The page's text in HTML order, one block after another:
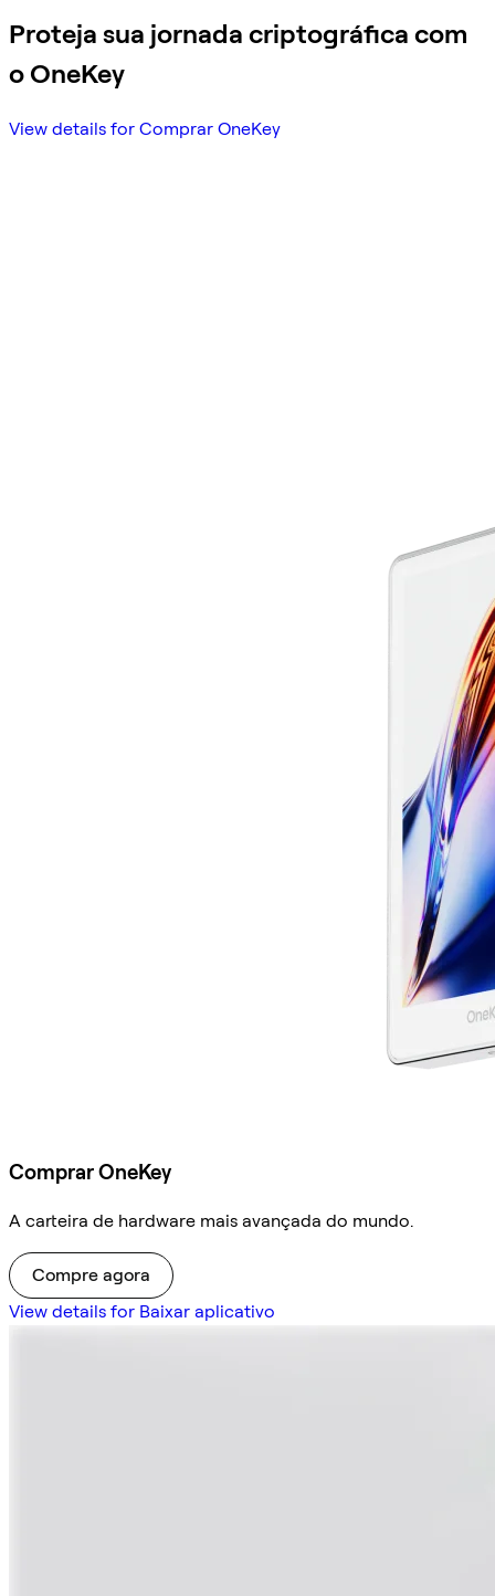
Proteja sua jornada criptográfica com
o OneKey
View details for Comprar OneKey
Comprar OneKey
A carteira de hardware mais avançada do mundo.
Compre agora
View details for Baixar aplicativo